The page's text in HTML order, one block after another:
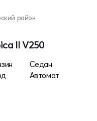
район
II V250
Седан
Автомат